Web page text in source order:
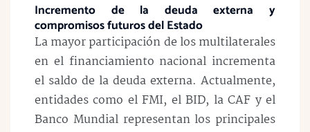
Incremento de la deuda externa y
compromisos futuros del Estado
La mayor participación de los multilaterales
en el financiamiento nacional incrementa
el saldo de la deuda externa. Actualmente,
entidades como el FMI, el BID, la CAF y el
Banco Mundial representan los principales